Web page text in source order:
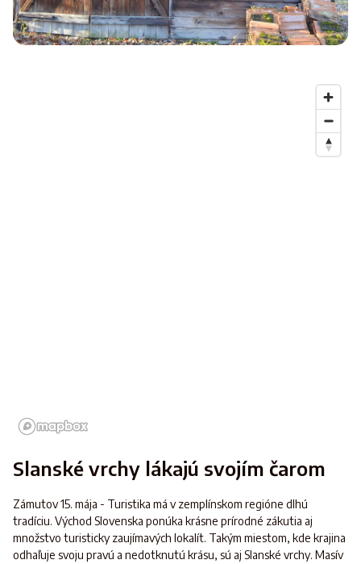
Slanské vrchy lákajú svojím čarom
Zámutov 15. mája - Turistika má v zemplínskom regióne dlhú
tradíciu. Východ Slovenska ponúka krásne prírodné zákutia aj
množstvo turisticky zaujímavých lokalít. Takým miestom, kde krajina
odhaľuje svoju pravú a nedotknutú krásu, sú aj Slanské vrchy. Masív